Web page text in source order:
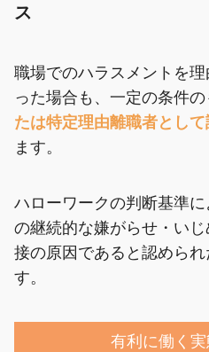
ス
職場でのハラスメントを
った場合も、一定の条件
たは特定理由離職者とし
ます。
ハローワークの判断基準
の継続的な嫌がらせ・い
接の原因であると認めら
す。
有利に働く